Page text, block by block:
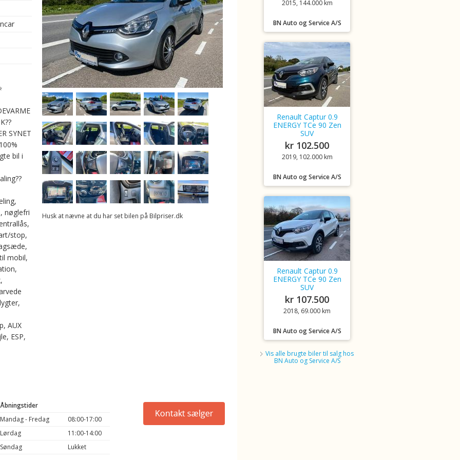
SYNET
bil i
nøglefri
stop,
mobil,
AUX
ESP,
Husk at nævne at du har set bilen på Bilpriser.dk
Åbningstider
Mandag - Fredag
08:00-17:00
Lørdag
11:00-14:00
Søndag
Lukket
2015, 144.000 km
BN Auto og Service A/S
Renault Captur 0.9
ENERGY TCe 90 Zen
SUV
kr 102.500
2019, 102.000 km
BN Auto og Service A/S
Renault Captur 0.9
ENERGY TCe 90 Zen
SUV
kr 107.500
2018, 69.000 km
BN Auto og Service A/S
Vis alle brugte biler til salg hos
BN Auto og Service A/S